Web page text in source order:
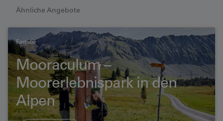
Ähnliche Angebote
Familie
Mooraculum –
Moorerlebnispark in den
Alpen